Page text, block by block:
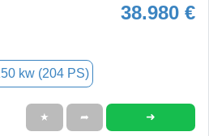
38.980 €
kw (204 PS)
★ ➦ ➜